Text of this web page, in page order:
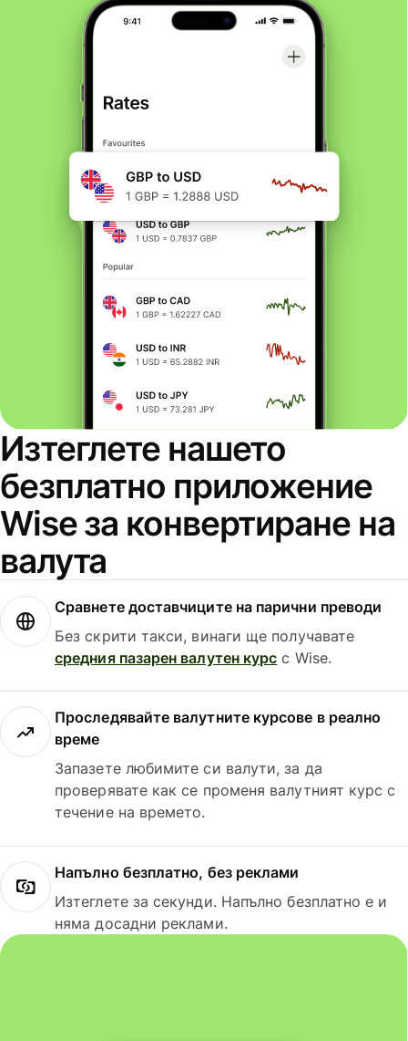
Изтеглете нашето
безплатно приложение
Wise за конвертиране на
валута
Сравнете доставчиците на парични преводи
Без скрити такси, винаги ще получавате
средния пазарен валутен курс с Wise.
Проследявайте валутните курсове в реално
време
Запазете любимите си валути, за да
проверявате как се променя валутният курс с
течение на времето.
Напълно безплатно, без реклами
Изтеглете за секунди. Напълно безплатно е и
няма досадни реклами.